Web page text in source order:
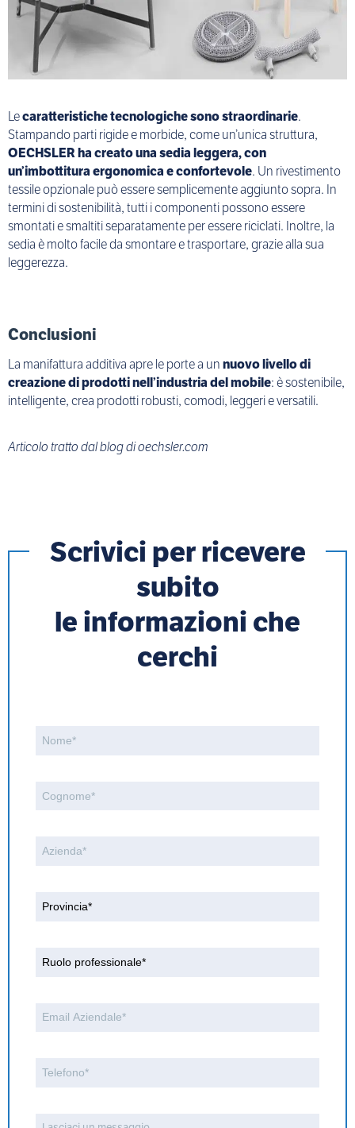
Lecaratteristiche tecnologiche sono straordinarie.
Stampando parti rigide e morbide, come un’unica struttura,
OECHSLER ha creato una sedia leggera, con
un’imbottitura ergonomica e confortevole. Un rivestimento
tessile opzionale può essere semplicemente aggiunto sopra. In
termini di sostenibilità, tutti i componenti possono essere
smontati e smaltiti separatamente per essere riciclati. Inoltre, la
sedia è molto facile da smontare e trasportare, grazie alla sua
leggerezza.
Conclusioni
La manifattura additiva apre le porte a unnuovo livello di
creazione di prodotti nell’industria del mobile: è sostenibile,
intelligente, crea prodotti robusti, comodi, leggeri e versatili.
Articolo tratto dal blog di oechsler.com
Scrivici per ricevere
subito
le informazioni che
cerchi